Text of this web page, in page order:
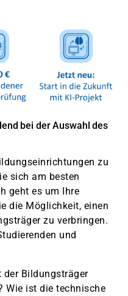
bei der Auswahl des
zu
sich am besten
geht es um Ihre
die Möglichkeit, einen
zu verbringen.
und
der Bildungsträger
Wie ist die technische